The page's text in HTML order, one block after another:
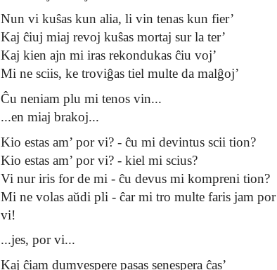
Nun vi kuŝas kun alia, li vin tenas kun fier’
Kaj ĉiuj miaj revoj kuŝas mortaj sur la ter’
Kaj kien ajn mi iras rekondukas ĉiu voj’
Mi ne sciis, ke troviĝas tiel multe da malĝoj’
Ĉu neniam plu mi tenos vin...
...en miaj brakoj...
Kio estas am’ por vi? - ĉu mi devintus scii tion?
Kio estas am’ por vi? - kiel mi scius?
Vi nur iris for de mi - ĉu devus mi kompreni tion?
Mi ne volas aŭdi pli - ĉar mi tro multe faris jam por
vi!
...jes, por vi...
Kaj ĉiam dumvespere pasas senespera ĉas’